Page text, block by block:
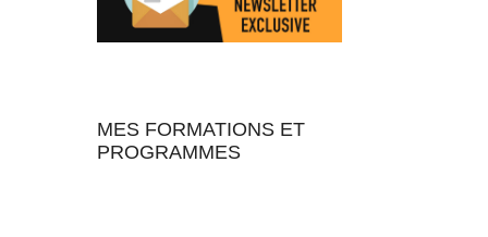
MES FORMATIONS ET
PROGRAMMES